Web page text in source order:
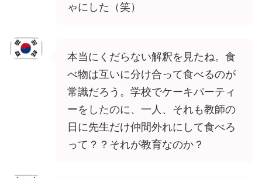
ゃにした（笑）
本当にくだらない解釈を見たね。食
べ物は互いに分け合って食べるのが
常識だろう。学校でケーキパーティ
ーをしたのに、一人、それも教師の
日に先生だけ仲間外れにして食べろ
って？？それが教育なのか？